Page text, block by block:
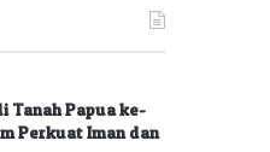
Tanah Papua ke-
Perkuat Iman dan